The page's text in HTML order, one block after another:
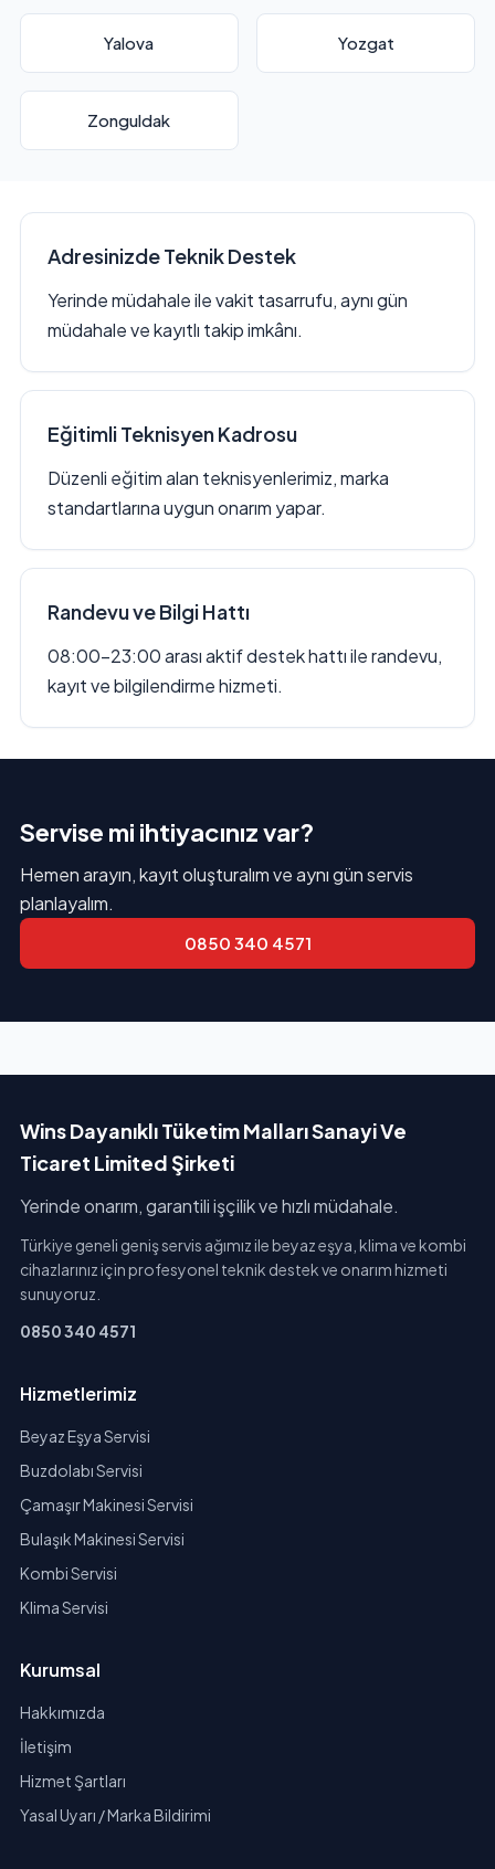
Yalova Yozgat
Zonguldak
Adresinizde Teknik Destek
Yerinde müdahale ile vakit tasarrufu, aynı gün
müdahale ve kayıtlı takip imkânı.
Eğitimli Teknisyen Kadrosu
Düzenli eğitim alan teknisyenlerimiz, marka
standartlarına uygun onarım yapar.
Randevu ve Bilgi Hattı
08:00–23:00 arası aktif destek hattı ile randevu,
kayıt ve bilgilendirme hizmeti.
Servise mi ihtiyacınız var?
Hemen arayın, kayıt oluşturalım ve aynı gün servis
planlayalım.
0850 340 4571
Wins Dayanıklı Tüketim Malları Sanayi Ve
Ticaret Limited Şirketi
Yerinde onarım, garantili işçilik ve hızlı müdahale.
Türkiye geneli geniş servis ağımız ile beyaz eşya, klima ve kombi
cihazlarınız için profesyonel teknik destek ve onarım hizmeti
sunuyoruz.
0850 340 4571
Hizmetlerimiz
Beyaz Eşya Servisi
Buzdolabı Servisi
Çamaşır Makinesi Servisi
Bulaşık Makinesi Servisi
Kombi Servisi
Klima Servisi
Kurumsal
Hakkımızda
İletişim
Hizmet Şartları
Yasal Uyarı / Marka Bildirimi